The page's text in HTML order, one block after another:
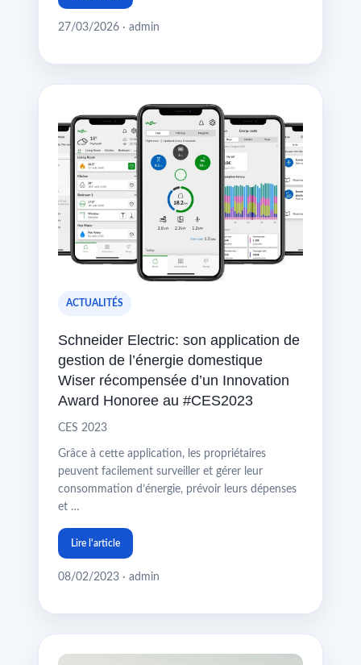
27/03/2026 · admin
ACTUALITÉS
Schneider Electric: son application de
gestion de l’énergie domestique
Wiser récompensée d’un Innovation
Award Honoree au #CES2023
CES 2023
Grâce à cette application, les propriétaires
peuvent facilement surveiller et gérer leur
consommation d’énergie, prévoir leurs dépenses
et …
Lire l'article
08/02/2023 · admin